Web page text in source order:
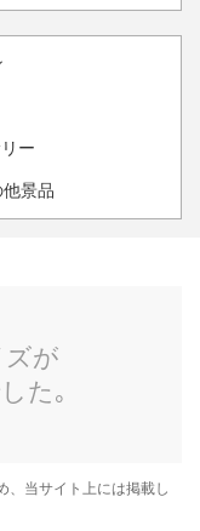
ー
他景品